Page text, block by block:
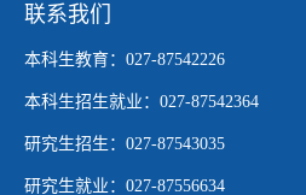
联系我们
本科生教育：027-87542226
本科生招生就业：027-87542364
研究生招生：027-87543035
研究生就业：027-87556634